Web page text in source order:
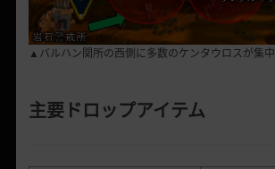
▲バルハン関所の西側に多数のケンタウロスが集中
主要ドロップアイテム